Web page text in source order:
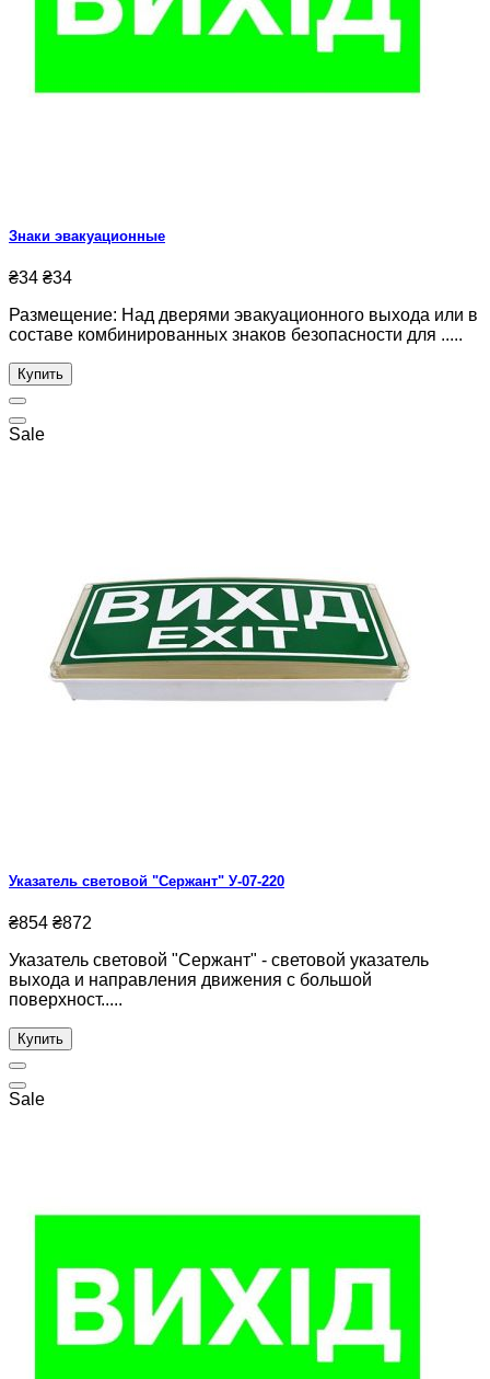
Знаки эвакуационные
₴34 ₴34
Размещение: Над дверями эвакуационного выхода или в
составе комбинированных знаков безопасности для .....
Купить
Sale
Указатель световой "Сержант" У-07-220
₴854 ₴872
Указатель световой "Сержант" - световой указатель
выхода и направления движения с большой
поверхност.....
Купить
Sale